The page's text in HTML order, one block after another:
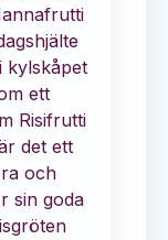
kylskåpet
ett
Risifrutti
det ett
och
sin goda